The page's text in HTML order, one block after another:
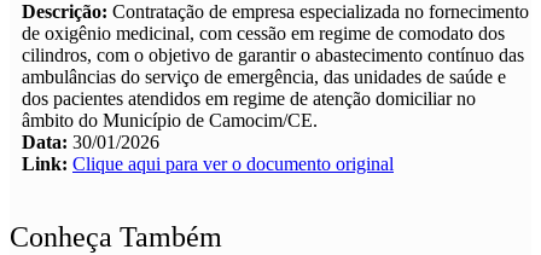
Descrição: Contratação de empresa especializada no fornecimento
de oxigênio medicinal, com cessão em regime de comodato dos
cilindros, com o objetivo de garantir o abastecimento contínuo das
ambulâncias do serviço de emergência, das unidades de saúde e
dos pacientes atendidos em regime de atenção domiciliar no
âmbito do Município de Camocim/CE.
Data: 30/01/2026
Link: Clique aqui para ver o documento original
Conheça Também